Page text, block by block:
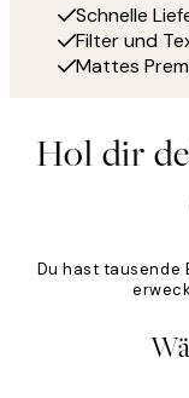
Schnelle
Filter und
Mattes
Hol dir
Du hast tausende